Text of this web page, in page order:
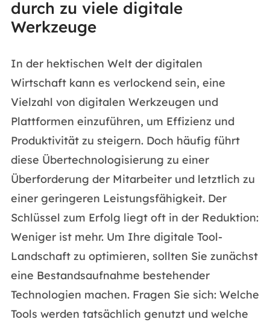
durch zu viele digitale
Werkzeuge
In der hektischen Welt der digitalen
Wirtschaft kann es verlockend sein, eine
Vielzahl von digitalen Werkzeugen und
Plattformen einzuführen, um Effizienz und
Produktivität zu steigern. Doch häufig führt
diese Übertechnologisierung zu einer
Überforderung der Mitarbeiter und letztlich zu
einer geringeren Leistungsfähigkeit. Der
Schlüssel zum Erfolg liegt oft in der Reduktion:
Weniger ist mehr. Um Ihre digitale Tool-
Landschaft zu optimieren, sollten Sie zunächst
eine Bestandsaufnahme bestehender
Technologien machen. Fragen Sie sich: Welche
Tools werden tatsächlich genutzt und welche